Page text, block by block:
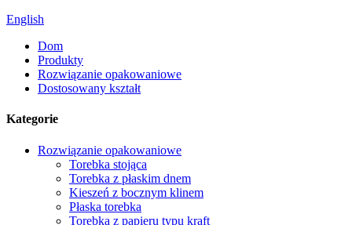
English
Dom
Produkty
Rozwiązanie opakowaniowe
Dostosowany kształt
Kategorie
Rozwiązanie opakowaniowe
Torebka stojąca
Torebka z płaskim dnem
Kieszeń z bocznym klinem
Płaska torebka
Torebka z papieru typu kraft